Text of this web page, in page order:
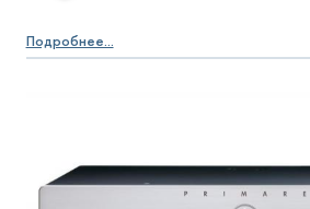
Подробнее...